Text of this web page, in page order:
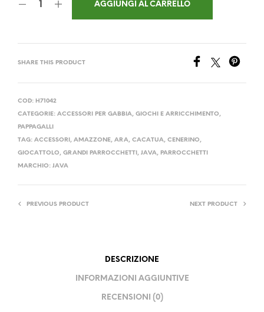
era:
è:
AGGIUNGI AL CARRELLO
SHARE THIS PRODUCT
COD: H71042
CATEGORIE: ACCESSORI PER GABBIA, GIOCHI E ARRICCHIMENTO,
PAPPAGALLI
TAG: ACCESSORI , AMAZZONE, ARA, CACATUA, CENERINO,
GIOCATTOLO, GRANDI PARROCCHETTI , JAVA, PARROCCHETTI
MARCHIO: JAVA
PREVIOUS PRODUCT NEXT PRODUCT
DESCRIZIONE
INFORMAZIONI AGGIUNTIVE
RECENSIONI (0)